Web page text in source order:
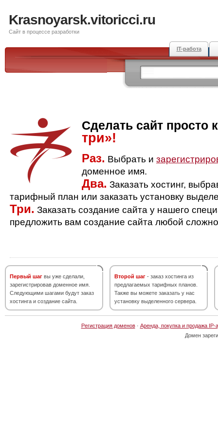
Krasnoyarsk.vitoricci.ru
Сайт в процессе разработки
IT-работа
Сделать сайт просто
три»!
Раз. Выбрать и
доменное имя.
Два. Заказать хостинг,
тарифный план или заказать установку
Три. Заказать создание сайта у нашего
предложить вам создание сайта любой
Первый шаг вы уже сделали,
зарегистрировав доменное имя.
Следующими шагами будут заказ
хостинга и создание сайта.
Второй шаг - заказ хостинга из
предлагаемых тарифных планов.
Также вы можете заказать у нас
установку выделенного сервера.
Регистрация доменов· Аренда, покупка и продажа IP-
Домен